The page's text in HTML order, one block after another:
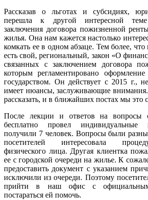
Рассказав о льготах и субсидиях,
перешла к другой интересной
заключения договора пожизненной
жилья. Она нам кажется настолько
комкать ее в одном абзаце. Тем более,
есть свой, региональный, закон «О
связанных с заключением договора
которым регламентировано
государством. Он действует с 2015 г.,
имеет нюансы, заслуживающие внимания.
рассказать, и в ближайших постах мы это
После лекции и ответов на вопросы
бесплатно провел индивидуальные
получили 7 человек. Вопросы были
посетителей интересовала
физического лица. Другая клиентка
ее с городской очереди на жилье. К
предоставить документ с указанием
исключили из очереди. Поэтому
прийти в наш офис с
постараться ей помочь.